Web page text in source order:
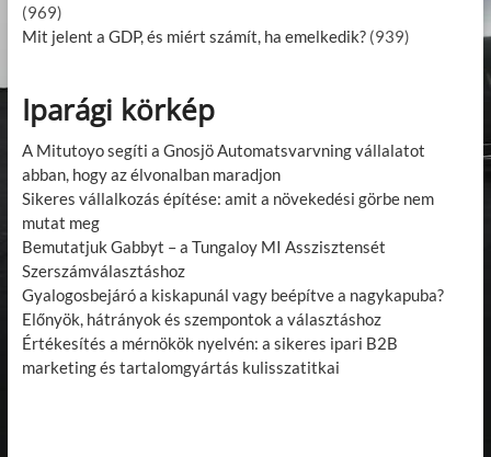
(969)
Mit jelent a GDP, és miért számít, ha emelkedik? (939)
Iparági körkép
A Mitutoyo segíti a Gnosjö Automatsvarvning vállalatot
abban, hogy az élvonalban maradjon
Sikeres vállalkozás építése: amit a növekedési görbe nem
mutat meg
Bemutatjuk Gabbyt – a Tungaloy MI Asszisztensét
Szerszámválasztáshoz
Gyalogosbejáró a kiskapunál vagy beépítve a nagykapuba?
Előnyök, hátrányok és szempontok a választáshoz
Értékesítés a mérnökök nyelvén: a sikeres ipari B2B
marketing és tartalomgyártás kulisszatitkai